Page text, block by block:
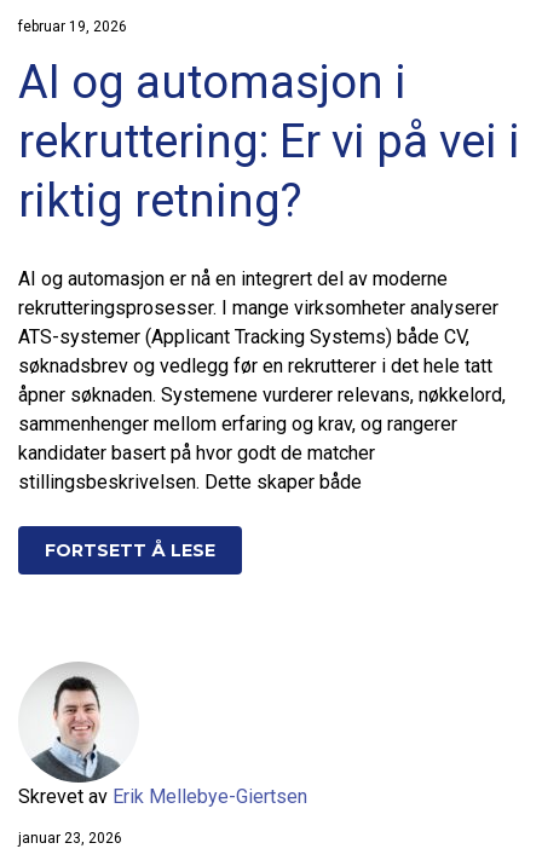
februar 19, 2026
AI og automasjon i
rekruttering: Er vi på vei i
riktig retning?
AI og automasjon er nå en integrert del av moderne
rekrutteringsprosesser. I mange virksomheter analyserer
ATS-systemer (Applicant Tracking Systems) både CV,
søknadsbrev og vedlegg før en rekrutterer i det hele tatt
åpner søknaden. Systemene vurderer relevans, nøkkelord,
sammenhenger mellom erfaring og krav, og rangerer
kandidater basert på hvor godt de matcher
stillingsbeskrivelsen. Dette skaper både
FORTSETT Å LESE
Skrevet av Erik Mellebye-Giertsen
januar 23, 2026